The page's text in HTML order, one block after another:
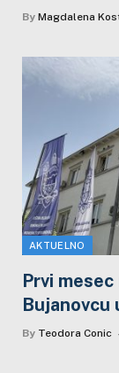
By Magdalena
AKTUELNO
Prvi
Bujanovcu
By Teodora Conic